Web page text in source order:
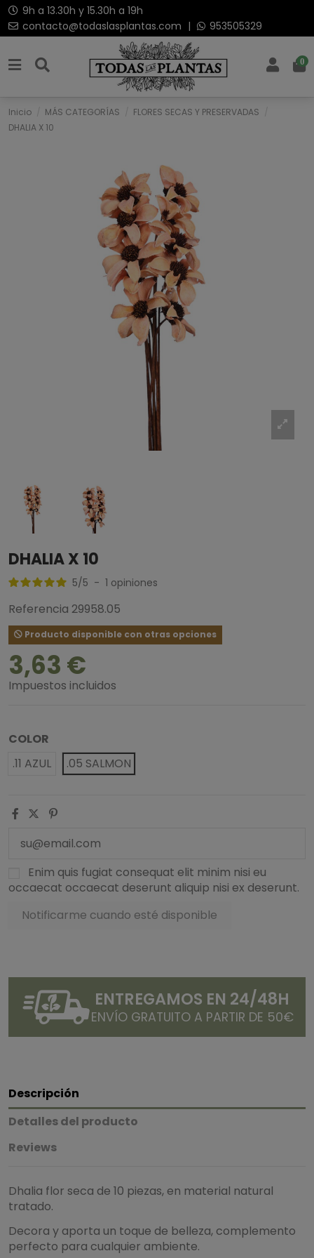
9h a 13.30h y 15.30h a 19h
contacto@todaslasplantas.com | 953505329
0
Inicio MÁS CATEGORÍAS
FLORES SECAS Y PRESERVADAS
DHALIA X 10
DHALIA X 10
5/5 - 1 opiniones
Referencia 29958.05
Producto disponible con otras opciones
3,63 €
Impuestos incluidos
COLOR
.11 AZUL
.05 SALMON
Enim quis fugiat consequat elit minim nisi eu
occaecat occaecat deserunt aliquip nisi ex deserunt.
ENTREGAMOS EN 24/48H
ENVÍO GRATUITO A PARTIR DE 50€
Descripción
Detalles del producto
Reviews
Dhalia flor seca de 10 piezas, en material natural
tratado.
Decora y aporta un toque de belleza, complemento
perfecto para cualquier ambiente.